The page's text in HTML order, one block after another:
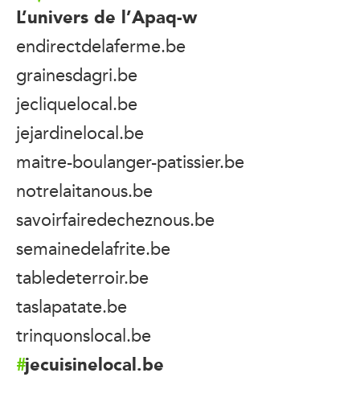
L’univers de l’Apaq-w
endirectdelaferme.be
grainesdagri.be
jecliquelocal.be
jejardinelocal.be
maitre-boulanger-patissier.be
notrelaitanous.be
savoirfairedecheznous.be
semainedelafrite.be
tabledeterroir.be
taslapatate.be
trinquonslocal.be
jecuisinelocal.be